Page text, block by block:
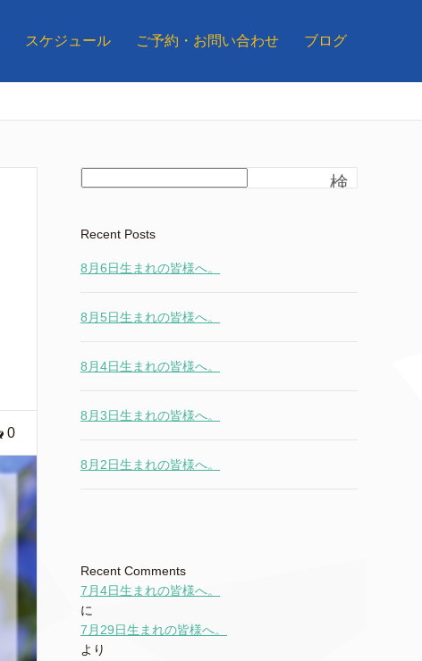
スケジュール ご予約・お問い合わせ ブログ
0
検
Recent Posts
8月6日生まれの皆様へ。
8月5日生まれの皆様へ。
8月4日生まれの皆様へ。
8月3日生まれの皆様へ。
8月2日生まれの皆様へ。
Recent Comments
7月4日生まれの皆様へ。
に
7月29日生まれの皆様へ。
より